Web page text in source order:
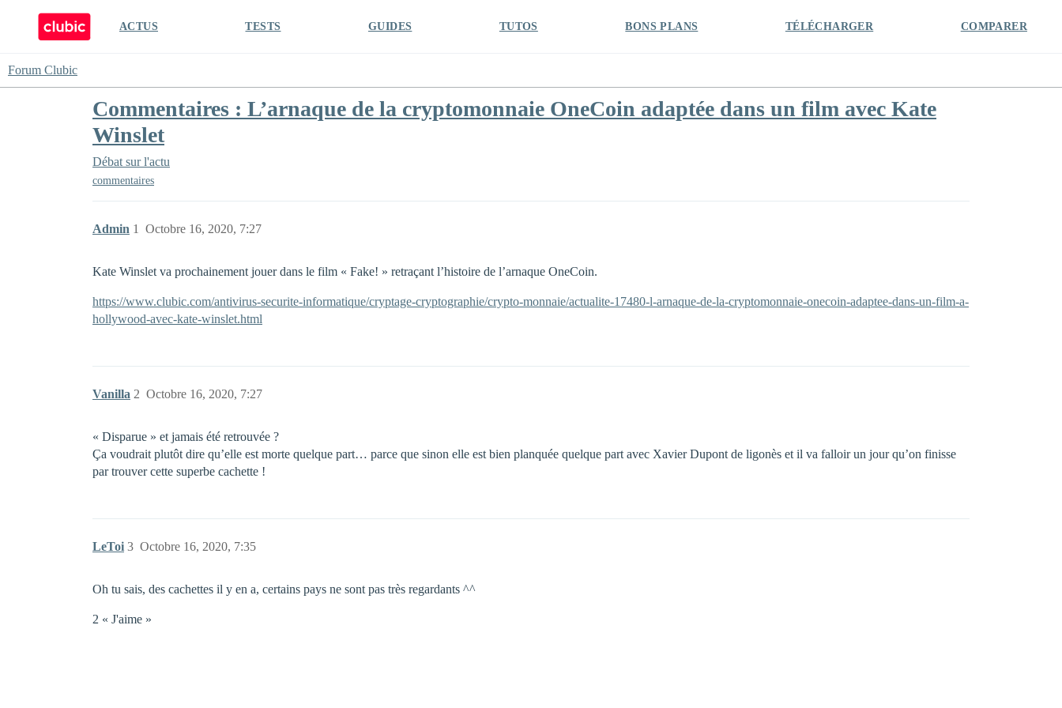
ACTUS TESTS GUIDES TUTOS BONS PLANS TÉLÉCHARGER COMPARER
Forum Clubic
Commentaires : L’arnaque de la cryptomonnaie OneCoin adaptée dans un film avec Kate
Winslet
Débat sur l'actu
commentaires
Admin Octobre 16, 2020, 7:27
1
Kate Winslet va prochainement jouer dans le film « Fake! » retraçant l’histoire de l’arnaque OneCoin.
https://www.clubic.com/antivirus-securite-informatique/cryptage-cryptographie/crypto-monnaie/actualite-17480-l-arnaque-de-la-cryptomonnaie-onecoin-adaptee-dans-un-film-a-
hollywood-avec-kate-winslet.html
Vanilla Octobre 16, 2020, 7:27
2
« Disparue » et jamais été retrouvée ?
Ça voudrait plutôt dire qu’elle est morte quelque part… parce que sinon elle est bien planquée quelque part avec Xavier Dupont de ligonès et il va falloir un jour qu’on finisse
par trouver cette superbe cachette !
LeToi Octobre 16, 2020, 7:35
3
Oh tu sais, des cachettes il y en a, certains pays ne sont pas très regardants ^^
2 « J'aime »